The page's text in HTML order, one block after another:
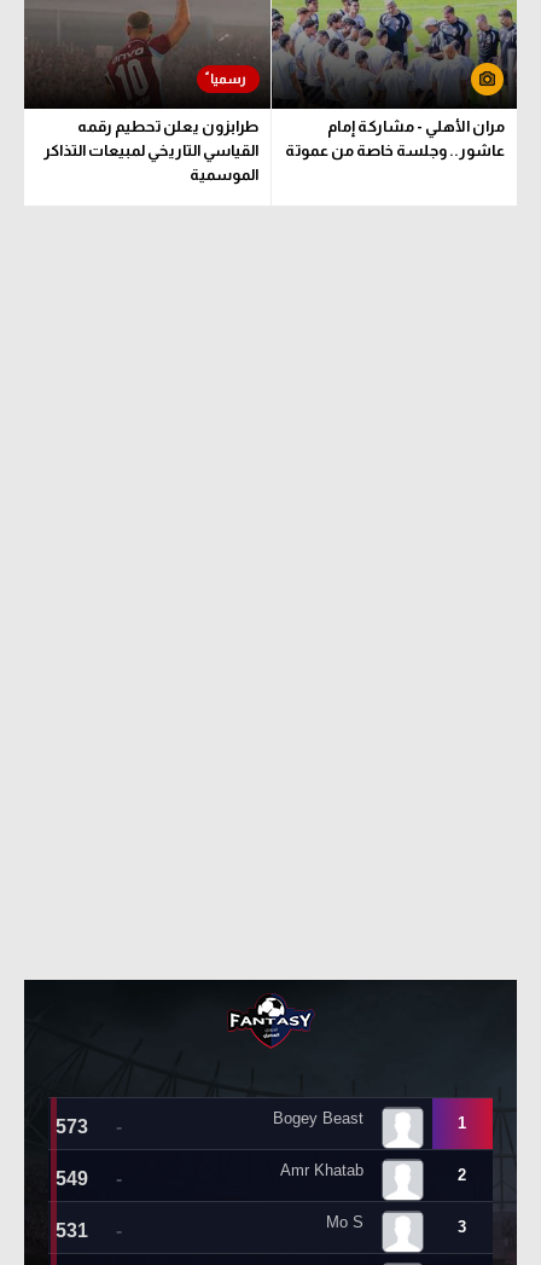
مران الأهلي - مشاركة إمام
عاشور.. وجلسة خاصة من عموتة
طرابزون يعلن تحطيم رقمه
القياسي التاريخي لمبيعات التذاكر
الموسمية